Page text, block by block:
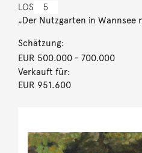
LOS 5
„Der Nutzgarten in Wannsee
Schätzung:
EUR 500.000- 700.000
Verkauft für:
EUR 951.600